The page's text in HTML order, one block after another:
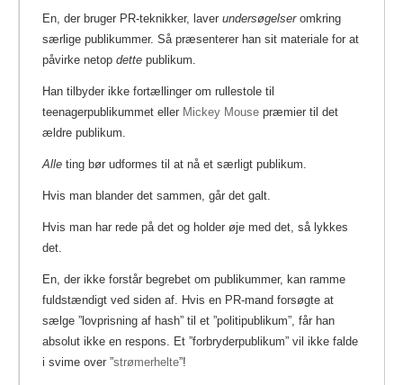
En, der bruger PR-teknikker, laver undersøgelseromkring
særlige publikummer. Så præsenterer han sit materiale for at
påvirke netop dette publikum.
Han tilbyder ikke fortællinger om rullestole til
teenagerpublikummet eller Mickey Mouse præmier til det
ældre publikum.
Alle ting bør udformes til at nå et særligt publikum.
Hvis man blander det sammen, går det galt.
Hvis man har rede på det og holder øje med det, så lykkes
det.
En, der ikke forstår begrebet om publikummer, kan ramme
fuldstændigt ved siden af. Hvis en PR-mand forsøgte at
sælge ”lovprisning af hash” til et ”politipublikum”, får han
absolut ikke en respons.
Et ”forbryderpublikum” vil ikke falde
i svime over ”strømerhelte”!